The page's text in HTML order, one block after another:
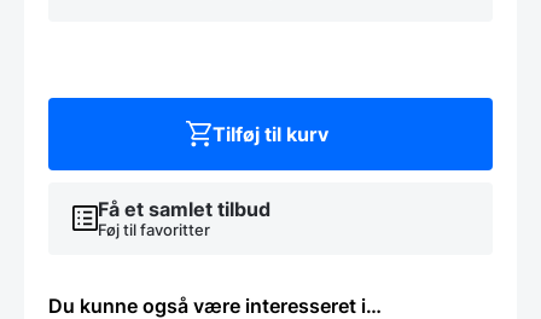
Få et samlet tilbud
Føj til favoritter
Tilføj til kurv
Du kunne også være interesseret i…